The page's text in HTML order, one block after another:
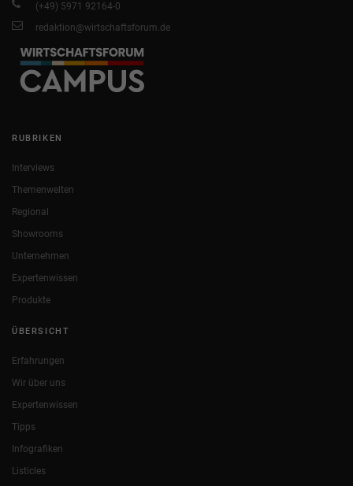
(+49) 5971 92164-0
redaktion@wirtschaftsforum.de
RUBRIKEN
Interviews
Themenwelten
Regional
Showrooms
Unternehmen
Expertenwissen
Produkte
ÜBERSICHT
Erfahrungen
Wir über uns
Expertenwissen
Tipps
Infografiken
Listicles